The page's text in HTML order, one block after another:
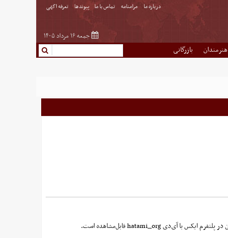
درباره ما مرامنامه تماس با ما پیوندها تعرفه اگهی
جمعه ۱۶ مرداد ۱۴۰۵
هنرمندان
بازرگانی